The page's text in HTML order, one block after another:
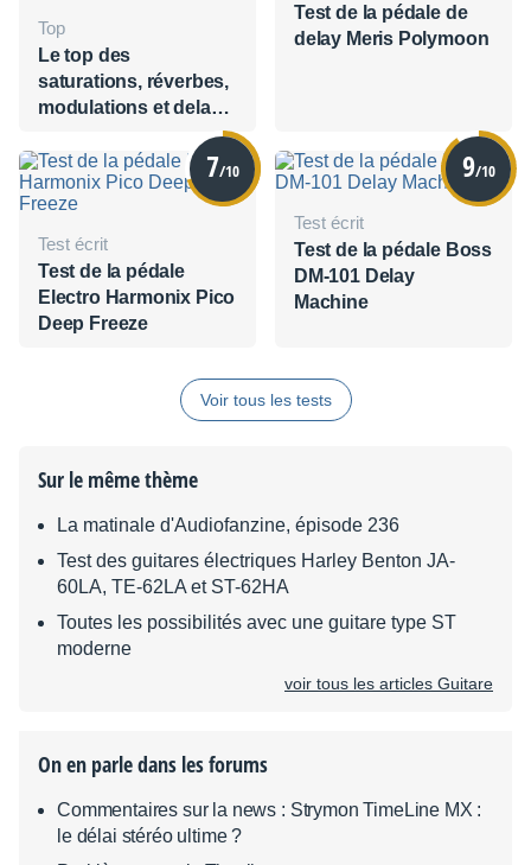
Top
Le top des
saturations, réverbes,
modulations et delays
les plus originaux du
marché
Test de la pédale de
delay Meris Polymoon
7/10
Test écrit
Test de la pédale
Electro Harmonix Pico
Deep Freeze
9/10
Test écrit
Test de la pédale Boss
DM-101 Delay
Machine
Voir tous les tests
Sur le même thème
La matinale d'Audiofanzine, épisode 236
Test des guitares électriques Harley Benton JA-
60LA, TE-62LA et ST-62HA
Toutes les possibilités avec une guitare type ST
moderne
voir tous les articles Guitare
On en parle dans les forums
Commentaires sur la news : Strymon TimeLine MX :
le délai stéréo ultime ?